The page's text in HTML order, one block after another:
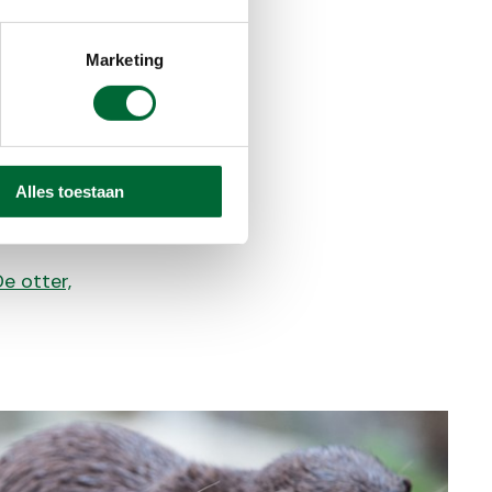
Marketing
Alles toestaan
Vanuit dit
je in
zelfs in de
otter,